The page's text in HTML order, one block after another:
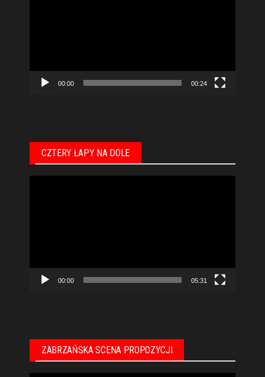
00:00 00:24
CZTERY ŁAPY NA DOLE
00:00 05:31
ZABRZAŃSKA SCENA PROPOZYCJI